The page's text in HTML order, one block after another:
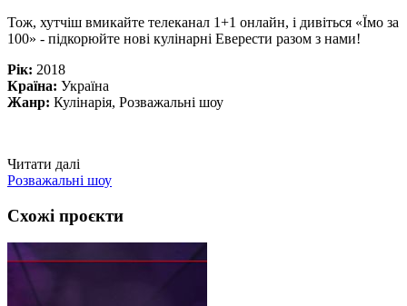
Тож, хутчіш вмикайте телеканал 1+1 онлайн, і дивіться «Їмо за
100» - підкорюйте нові кулінарні Еверести разом з нами!
Рік: 2018
Країна: Україна
Жанр: Кулінарія, Розважальні шоу
Читати далі
Розважальні шоу
Схожі проєкти